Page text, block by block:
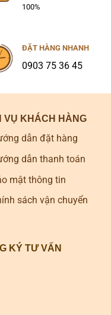
100%
ĐẶT HÀNG NHANH
0903 75 36 45
VỤ KHÁCH HÀNG
dẫn đặt hàng
dẫn thanh toán
mật thông tin
sách vận chuyển
KÝ TƯ VẤN